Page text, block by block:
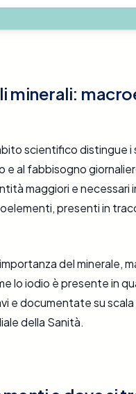
minerali:
scientifico distingue i
al fabbisogno
maggiori e necessari
presenti in
del minerale,
lo iodio è presente in
e documentate su
della Sanità.